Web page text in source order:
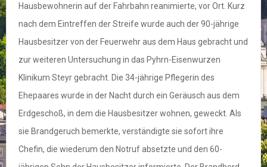
Hausbewohnerin auf der Fahrbahn reanimierte, vor Ort. Kurz
nach dem Eintreffen der Streife wurde auch der 90-jährige
Hausbesitzer von der Feuerwehr aus dem Haus gebracht und
zur weiteren Untersuchung in das Pyhrn-Eisenwurzen
Klinikum Steyr gebracht. Die 34-jährige Pflegerin des
Ehepaares wurde in der Nacht durch ein Geräusch aus dem
Erdgeschoß, in dem die Hausbesitzer wohnen, geweckt. Als
sie Brandgeruch bemerkte, verständigte sie sofort ihre
Chefin, die wiederum den Notruf absetzte und den 60-